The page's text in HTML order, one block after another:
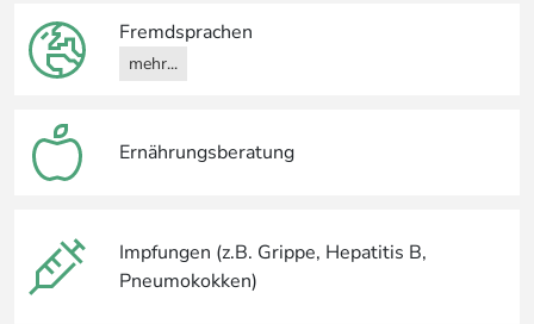
Fremdsprachen
mehr...
Ernährungsberatung
Impfungen (z.B. Grippe, Hepatitis B,
Pneumokokken)